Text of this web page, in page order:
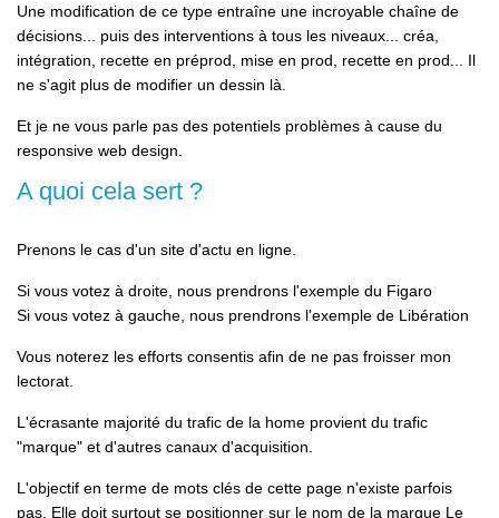
Une modification de ce type entraîne une incroyable chaîne de
décisions... puis des interventions à tous les niveaux... créa,
intégration, recette en préprod, mise en prod, recette en prod... Il
ne s'agit plus de modifier un dessin là.
Et je ne vous parle pas des potentiels problèmes à cause du
responsive web design.
A quoi cela sert ?
Prenons le cas d'un site d'actu en ligne.
Si vous votez à droite, nous prendrons l'exemple du Figaro
Si vous votez à gauche, nous prendrons l'exemple de Libération
Vous noterez les efforts consentis afin de ne pas froisser mon
lectorat.
L'écrasante majorité du trafic de la home provient du trafic
"marque" et d'autres canaux d'acquisition.
L'objectif en terme de mots clés de cette page n'existe parfois
pas. Elle doit surtout se positionner sur le nom de la marque Le